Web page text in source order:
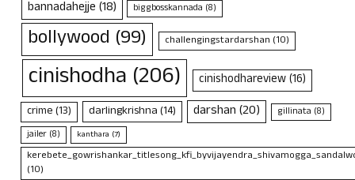
bannadahejje(18) biggbosskannada (8)
bollywood (99) challengingstardarshan (10)
cinishodha (206) cinishodhareview(16)
crime(13) darlingkrishna(14) darshan(20) gillinata (8)
jailer (8) kanthara (7)
(10)